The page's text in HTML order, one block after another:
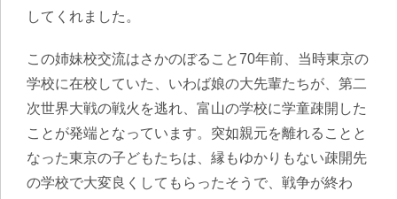
してくれました。
この姉妹校交流はさかのぼること70年前、当時東京の
学校に在校していた、いわば娘の大先輩たちが、第二
次世界大戦の戦火を逃れ、富山の学校に学童疎開した
ことが発端となっています。突如親元を離れることと
なった東京の子どもたちは、縁もゆかりもない疎開先
の学校で大変良くしてもらったそうで、戦争が終わ